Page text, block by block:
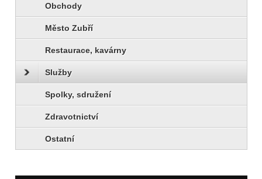
Obchody
Město Zubří
Restaurace, kavárny
Služby
Spolky, sdružení
Zdravotnictví
Ostatní